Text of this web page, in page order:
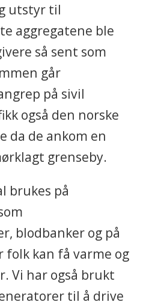
utstyr til
aggregatene ble
så sent som
går
på sivil
også den norske
da de ankom en
grenseby.
brukes på
blodbanker og på
folk kan få varme og
Vi har også brukt
til å drive